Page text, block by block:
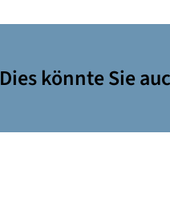
Dies könnte Sie